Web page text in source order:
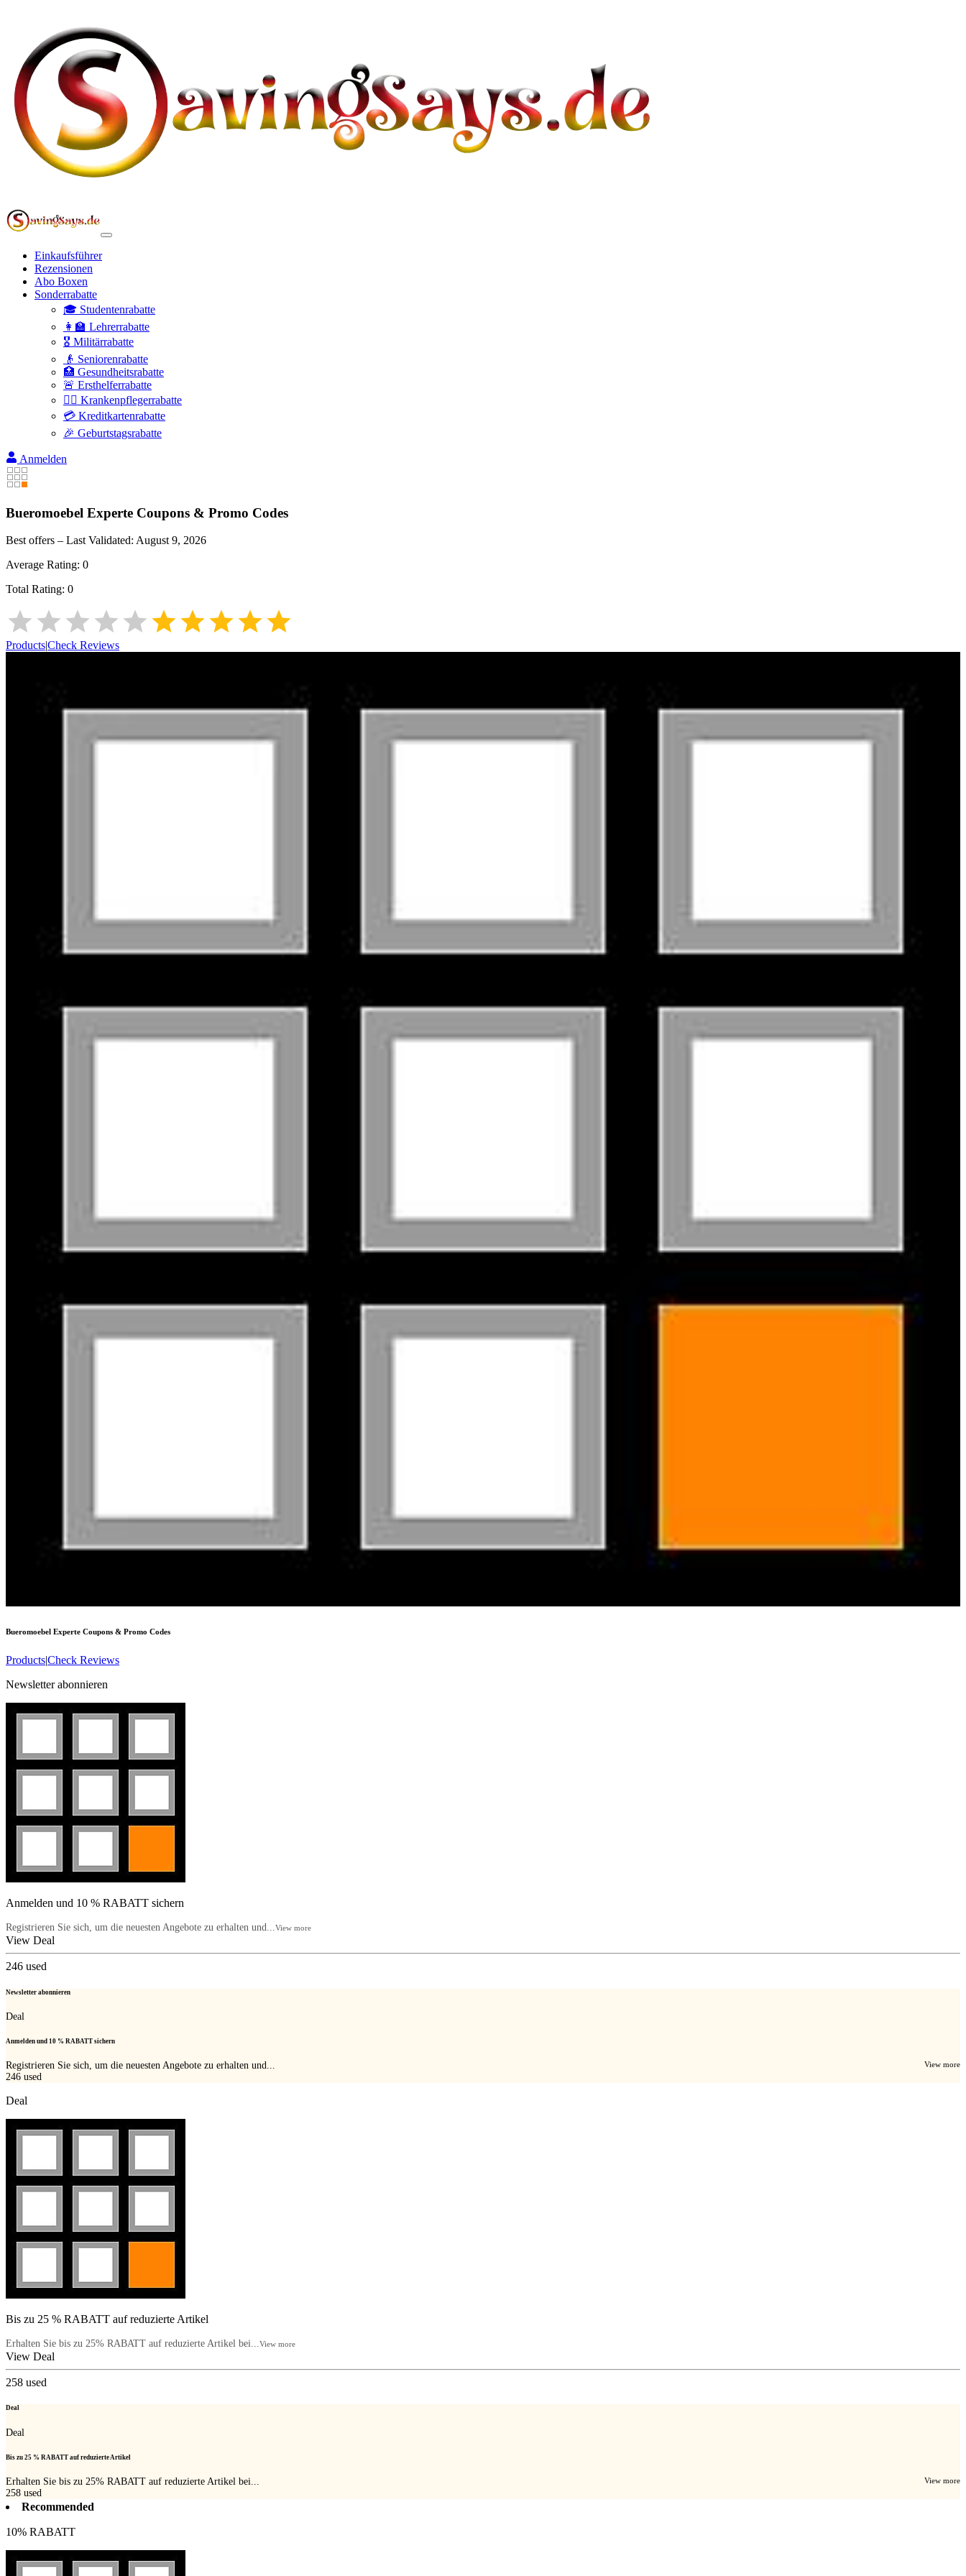
Einkaufsführer
Rezensionen
Abo Boxen
Sonderrabatte
🎓 Studentenrabatte
👩‍🏫 Lehrerrabatte
🎖️ Militärrabatte
👴 Seniorenrabatte
🏥 Gesundheitsrabatte
🚨 Ersthelferrabatte
👩‍⚕️ Krankenpflegerrabatte
💳 Kreditkartenrabatte
🎉 Geburtstagsrabatte
Anmelden
Bueromoebel Experte Coupons & Promo Codes
Best offers – Last Validated: August 9, 2026
Average Rating: 0
Total Rating: 0
Products|Check Reviews
Bueromoebel Experte Coupons & Promo Codes
Products|Check Reviews
Newsletter abonnieren
Anmelden und 10 % RABATT sichern
Registrieren Sie sich, um die neuesten Angebote zu erhalten und...View more
View Deal
246 used
Newsletter abonnieren
Deal
Anmelden und 10 % RABATT sichern
Registrieren Sie sich, um die neuesten Angebote zu erhalten und... View more
246 used
Deal
Bis zu 25 % RABATT auf reduzierte Artikel
Erhalten Sie bis zu 25% RABATT auf reduzierte Artikel bei...View more
View Deal
258 used
Deal
Deal
Bis zu 25 % RABATT auf reduzierte Artikel
Erhalten Sie bis zu 25% RABATT auf reduzierte Artikel bei... View more
258 used
Recommended
10% RABATT